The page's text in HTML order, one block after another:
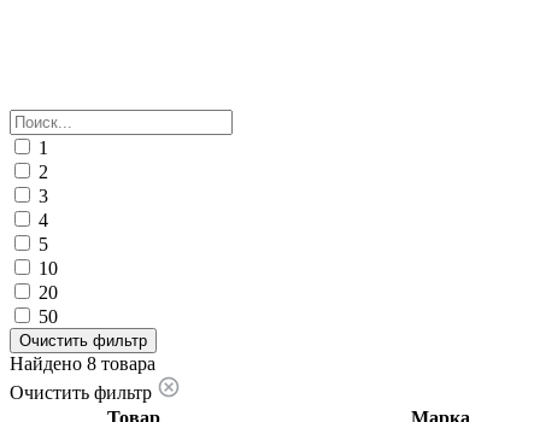
1
2
3
4
5
10
20
50
Очистить фильтр
Найдено 8 товара
Очистить фильтр
Товар
Марка